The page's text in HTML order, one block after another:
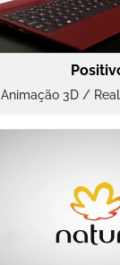
Animação 3D /